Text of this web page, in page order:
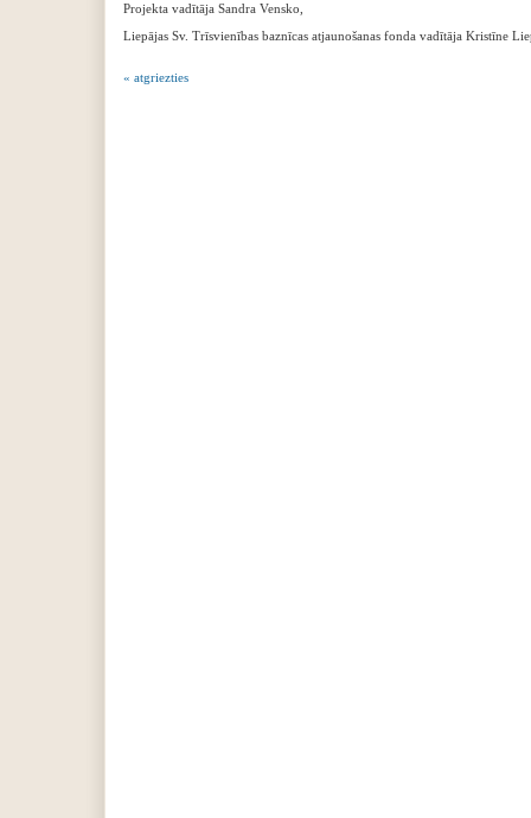
Projekta vadītāja Sandra Vensko,
Liepājas Sv. Trīsvienības baznīcas atjaunošanas fonda vadītāja Kristīne
« atgriezties